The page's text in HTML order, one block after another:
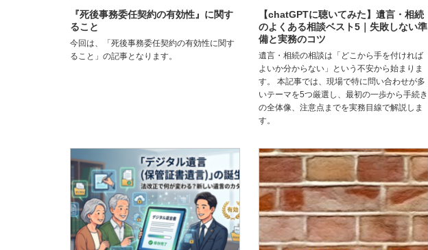
『死後事務委任契約の有効性』に関す
ること
今回は、「死後事務委任契約の有効性に関す
ること」の記事となります。
【chatGPTに聴いてみた】遺言・相続
のよくある相談ベスト5｜失敗しない準
備と実務のコツ
遺言・相続の相談は「どこから手を付ければ
よいか分からない」という不安から始まりま
す。 本記事では、現場で特に問い合わせが多
いテーマを5つ厳選し、最初の一歩から手続き
の全体像、注意点までを実務目線で解説しま
す。